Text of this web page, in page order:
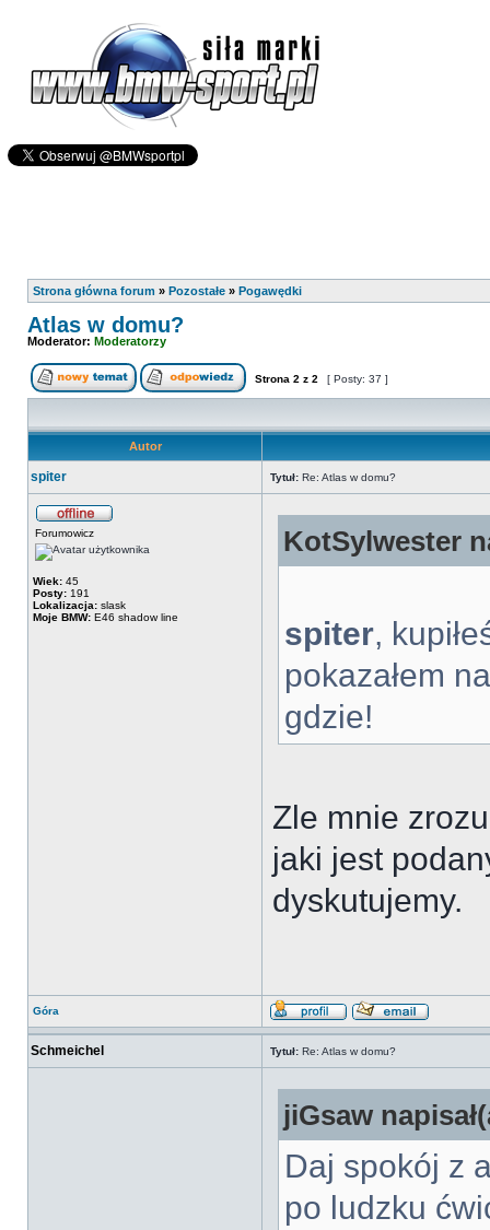
Strona główna forum » Pozostałe » Pogawędki
Atlas w domu?
Moderator: Moderatorzy
Strona 2 z 2 [ Posty: 37 ]
Autor
spiter Tytuł: Re: Atlas w domu?
Forumowicz
Wiek: 45
Posty: 191
Lokalizacja: slask
Moje BMW: E46 shadow line
KotSylwester
spiter,
pokazałem
gdzie!
Zle mnie
jaki jest
dyskutujemy.
Góra
Schmeichel Tytuł: Re: Atlas w domu?
jiGsaw
Daj spokój z
po ludzku